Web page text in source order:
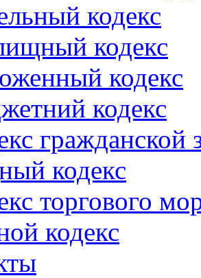
кодекс
кодекс
кодекс
кодекс
гражданской
кодекс
торгового
кодекс